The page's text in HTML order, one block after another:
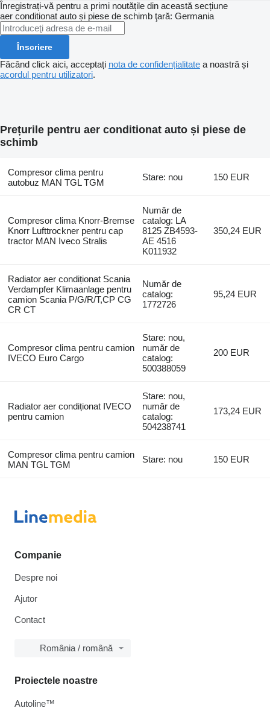
Înregistrați-vă pentru a primi noutățile din această secțiune
aer conditionat auto și piese de schimb ţară: Germania
Înscriere
Făcând click aici, acceptați nota de confidențialitate a noastră și
acordul pentru utilizatori.
Prețurile pentru aer conditionat auto și piese de
schimb
Compresor clima pentru
autobuz MAN TGL TGM
Stare: nou 150 EUR
Compresor clima Knorr-Bremse
Knorr Lufttrockner pentru cap
tractor MAN Iveco Stralis
Număr de
catalog: LA
8125 ZB4593-
AE 4516
K011932
350,24 EUR
Radiator aer condiționat Scania
Verdampfer Klimaanlage pentru
camion Scania P/G/R/T,CP CG
CR CT
Număr de
catalog:
1772726
95,24 EUR
Compresor clima pentru camion
IVECO Euro Cargo
Stare: nou,
număr de
catalog:
500388059
200 EUR
Radiator aer condiționat IVECO
pentru camion
Stare: nou,
număr de
catalog:
504238741
173,24 EUR
Compresor clima pentru camion
MAN TGL TGM
Stare: nou 150 EUR
Companie
Despre noi
Ajutor
Contact
România / română
Proiectele noastre
Autoline™